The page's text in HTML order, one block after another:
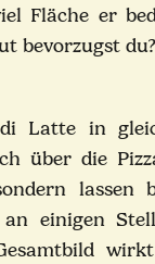
Fläche er
bevorzugst du?
Latte in
über die
lassen
einigen